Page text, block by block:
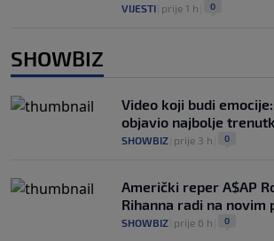
VIJESTI prije 1 h 0
SHOWBIZ
Video koji budi
objavio najbolje
SHOWBIZ prije 3 h 0
Američki reper A$AP
Rihanna radi na novim
SHOWBIZ prije 6 h 0